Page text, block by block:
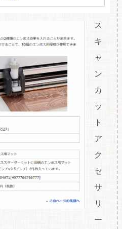
ス
キ
ャ
ン
カ
ッ
ト
ア
ク
セ
サ
リ
ー